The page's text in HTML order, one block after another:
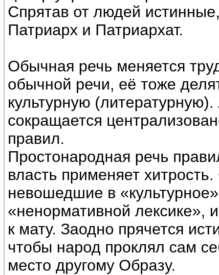
Спрятав от людей
Патриарх и Патриархат.
Обычная речь меняется
обычной речи, её тоже
культурную
сокращается
правил.
Простонародная речь
власть применяет
невошедшие в
«ненормативной лексике»,
к мату. Заодно прячется
чтобы народ проклял сам
место другому Образу.